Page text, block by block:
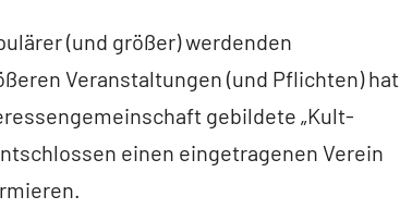
(und größer) werdenden
Veranstaltungen (und Pflichten) hat
gebildete „Kult-
einen eingetragenen Verein